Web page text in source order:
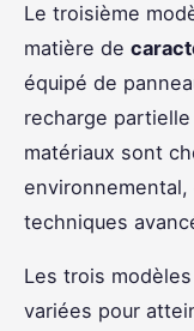
Le troisième
matière de
équipé de
recharge
matériaux sont
techniques
Les trois
variées pour